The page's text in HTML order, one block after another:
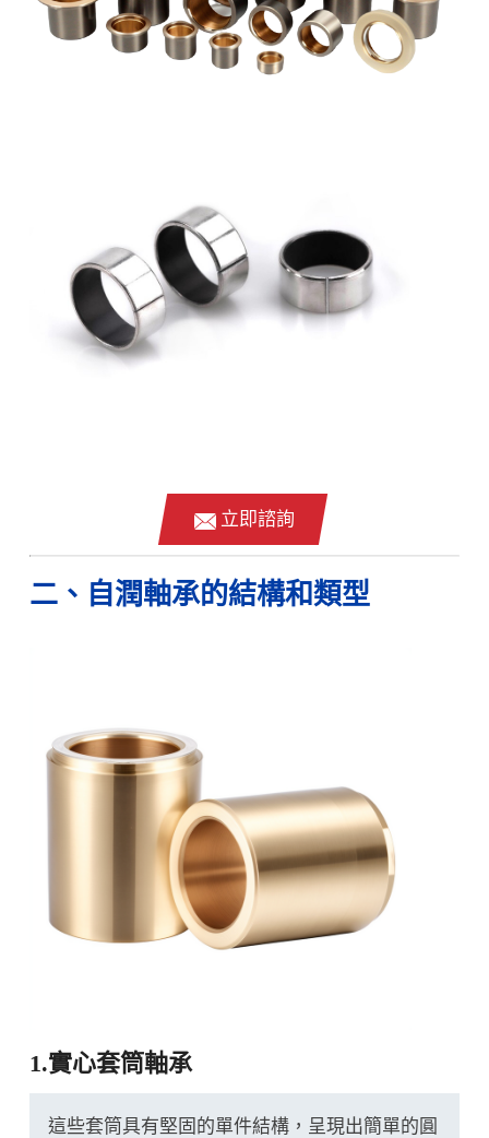
立即諮詢
二、自潤軸承的結構和類型
1.實心套筒軸承
這些套筒具有堅固的單件結構，呈現出簡單的圓